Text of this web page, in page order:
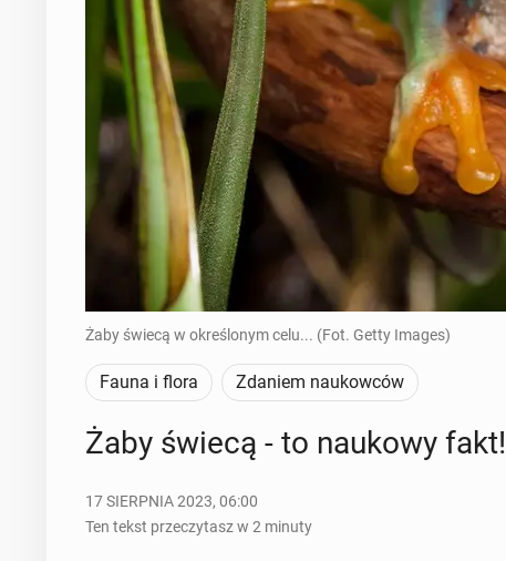
Żaby świecą w określonym celu... (Fot. Getty Images)
Fauna i flora Zdaniem naukowców
Żaby świecą - to naukowy fakt!
17 SIERPNIA 2023, 06:00
Ten tekst przeczytasz w 2 minuty